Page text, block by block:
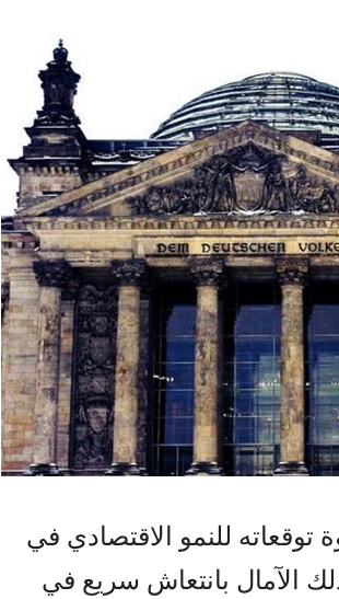
توقعاته للنمو الاقتصادي في
و2026، ليبدد بذلك الآمال بانتعاش سريع في